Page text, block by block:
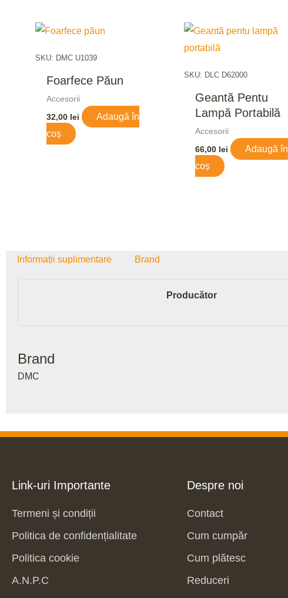
SKU: DMC U1039
Foarfece Păun
Accesorii
32,00 lei
Adaugă în
coș
SKU: DLC D62000
Geantă Pentu
Lampă Portabilă
Accesorii
66,00 lei
Adaugă în
coș
Informații suplimentare Brand
Producător
Brand
DMC
Link-uri Importante
Termeni și condiții
Politica de confidențialitate
Politica cookie
A.N.P.C
Despre noi
Contact
Cum cumpăr
Cum plătesc
Reduceri